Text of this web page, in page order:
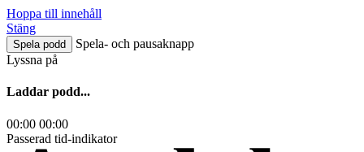
Hoppa till innehåll
Stäng
Spela podd
Spela- och pausaknapp
Lyssna på
Laddar podd...
00:00 00:00
Passerad tid-indikator